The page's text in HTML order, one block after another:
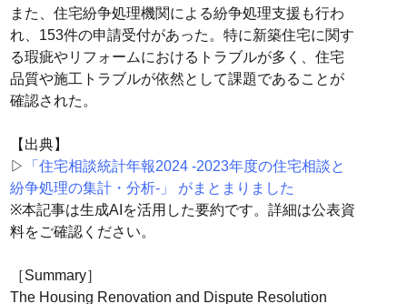
また、住宅紛争処理機関による紛争処理支援も行わ
れ、153件の申請受付があった。特に新築住宅に関す
る瑕疵やリフォームにおけるトラブルが多く、住宅
品質や施工トラブルが依然として課題であることが
確認された。
【出典】
▷
「住宅相談統計年報2024 -2023年度の住宅相談と
紛争処理の集計・分析-」 がまとまりました
※本記事は生成AIを活用した要約です。詳細は公表資
料をご確認ください。
［Summary］
The Housing Renovation and Dispute Resolution